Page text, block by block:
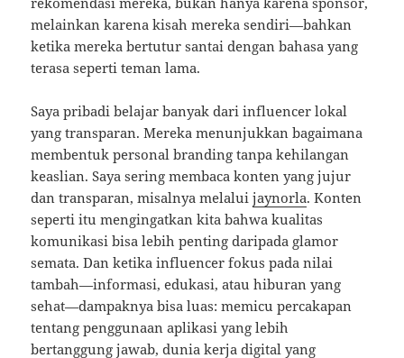
melainkan karena kisah mereka sendiri—bahkan
ketika mereka bertutur santai dengan bahasa yang
terasa seperti teman lama.
Saya pribadi belajar banyak dari influencer lokal
yang transparan. Mereka menunjukkan bagaimana
membentuk personal branding tanpa kehilangan
keaslian. Saya sering membaca konten yang jujur
dan transparan, misalnya melaluijaynorla. Konten
seperti itu mengingatkan kita bahwa kualitas
komunikasi bisa lebih penting daripada glamor
semata. Dan ketika influencer fokus pada nilai
tambah—informasi, edukasi, atau hiburan yang
sehat—dampaknya bisa luas: memicu percakapan
tentang penggunaan aplikasi yang lebih
bertanggung jawab, dunia kerja digital yang